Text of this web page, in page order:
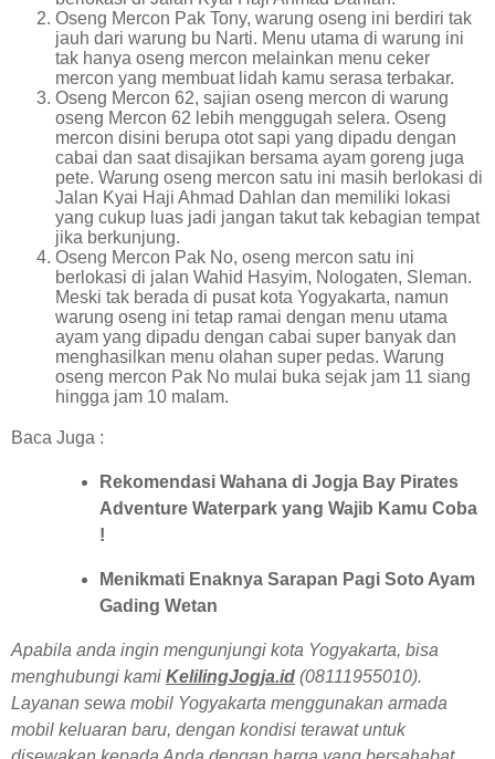
Oseng Mercon Pak Tony, warung oseng ini berdiri tak
jauh dari warung bu Narti. Menu utama di warung ini
tak hanya oseng mercon melainkan menu ceker
mercon yang membuat lidah kamu serasa terbakar.
Oseng Mercon 62, sajian oseng mercon di warung
oseng Mercon 62 lebih menggugah selera. Oseng
mercon disini berupa otot sapi yang dipadu dengan
cabai dan saat disajikan bersama ayam goreng juga
pete. Warung oseng mercon satu ini masih berlokasi di
Jalan Kyai Haji Ahmad Dahlan dan memiliki lokasi
yang cukup luas jadi jangan takut tak kebagian tempat
jika berkunjung.
Oseng Mercon Pak No, oseng mercon satu ini
berlokasi di jalan Wahid Hasyim, Nologaten, Sleman.
Meski tak berada di pusat kota Yogyakarta, namun
warung oseng ini tetap ramai dengan menu utama
ayam yang dipadu dengan cabai super banyak dan
menghasilkan menu olahan super pedas. Warung
oseng mercon Pak No mulai buka sejak jam 11 siang
hingga jam 10 malam.
Baca Juga :
Rekomendasi Wahana di Jogja Bay Pirates
Adventure Waterpark yang Wajib Kamu Coba
!
Menikmati Enaknya Sarapan Pagi Soto Ayam
Gading Wetan
Apabila anda ingin mengunjungi kota Yogyakarta, bisa
menghubungi kami KelilingJogja.id (08111955010).
Layanan sewa mobil Yogyakarta menggunakan armada
mobil keluaran baru, dengan kondisi terawat untuk